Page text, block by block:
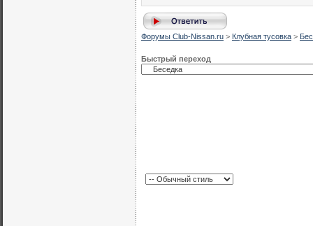
Форумы Club-Nissan.ru > Клубная тусовка >
Быстрый переход